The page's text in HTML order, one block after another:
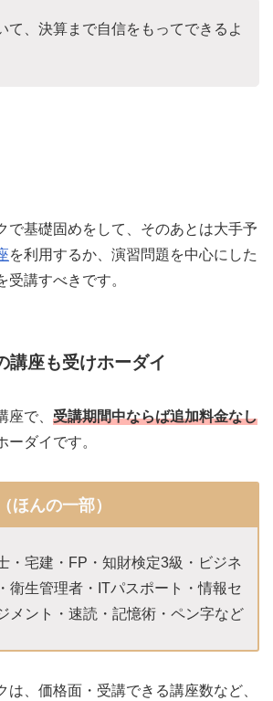
て、決算まで自信をもってできるよ
で基礎固めをして、そのあとは大手予
を利用するか、演習問題を中心にした
受講すべきです。
講座も受けホーダイ
座で、 受講期間中ならば追加料金なし
ーダイです。
ほんの一部）
・宅建・FP・知財検定3級・ビジネ
衛生管理者・ITパスポート・情報セ
メント・速読・記憶術・ペン字など
は、価格面・受講できる講座数など、